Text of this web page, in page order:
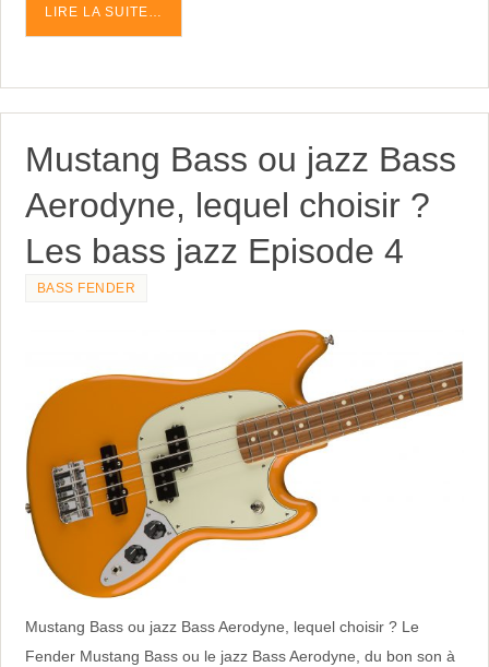
LIRE LA SUITE…
Mustang Bass ou jazz Bass
Aerodyne, lequel choisir ?
Les bass jazz Episode 4
BASS FENDER
Mustang Bass ou jazz Bass Aerodyne, lequel choisir ? Le
Fender Mustang Bass ou le jazz Bass Aerodyne, du bon son à